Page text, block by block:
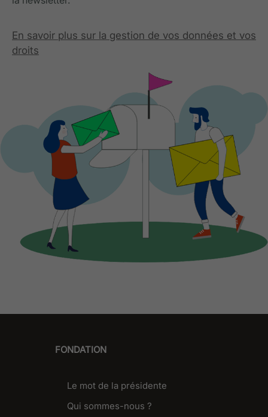
En savoir plus sur la gestion de vos données et vos
droits
FONDATION
Le mot de la présidente
Qui sommes-nous ?